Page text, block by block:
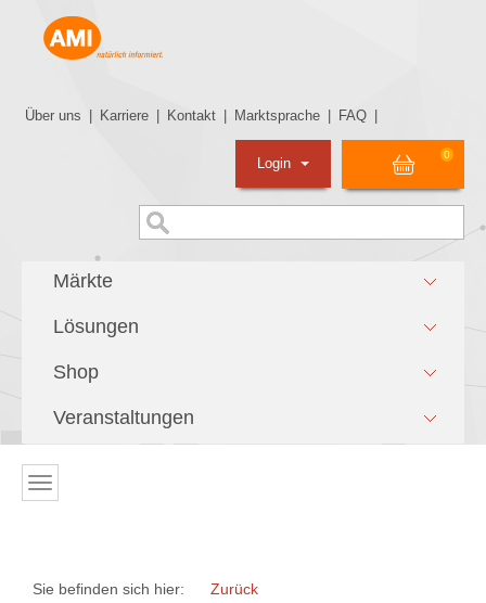
Über uns Karriere Kontakt Marktsprache FAQ
0
Login
Märkte
Lösungen
Shop
Veranstaltungen
Sie befinden sich hier: Zurück